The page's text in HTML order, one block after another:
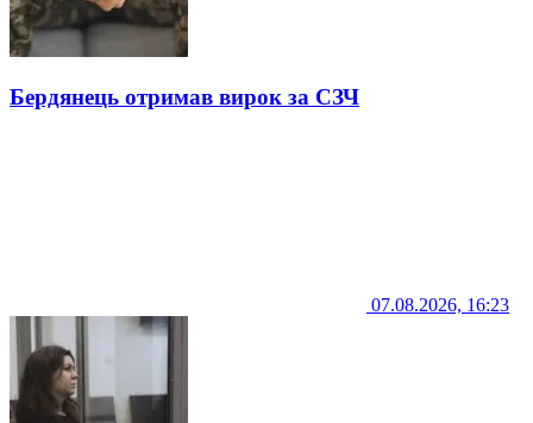
Бердянець отримав вирок за СЗЧ
07.08.2026, 16:23